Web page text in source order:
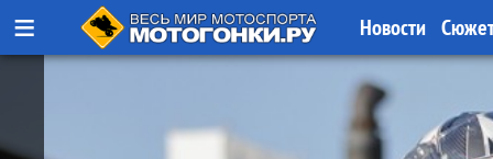
≡ Новости